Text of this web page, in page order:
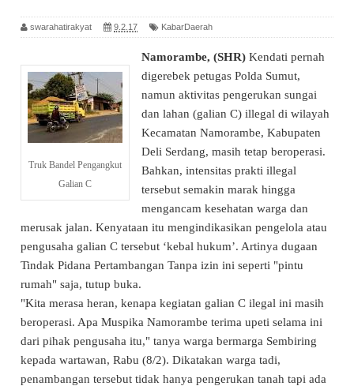
swarahatirakyat 9.2.17 KabarDaerah
Truk Bandel Pengangkut
Galian C
Namorambe, (SHR) Kendati pernah
digerebek petugas Polda Sumut,
namun aktivitas pengerukan sungai
dan lahan (galian C) illegal di wilayah
Kecamatan Namorambe, Kabupaten
Deli Serdang, masih tetap beroperasi.
Bahkan, intensitas prakti illegal
tersebut semakin marak hingga
mengancam kesehatan warga dan
merusak jalan. Kenyataan itu mengindikasikan pengelola atau
pengusaha galian C tersebut ‘kebal hukum’. Artinya dugaan
Tindak Pidana Pertambangan Tanpa izin ini seperti "pintu
rumah" saja, tutup buka.
"Kita merasa heran, kenapa kegiatan galian C ilegal ini masih
beroperasi. Apa Muspika Namorambe terima upeti selama ini
dari pihak pengusaha itu," tanya warga bermarga Sembiring
kepada wartawan, Rabu (8/2). Dikatakan warga tadi,
penambangan tersebut tidak hanya pengerukan tanah tapi ada